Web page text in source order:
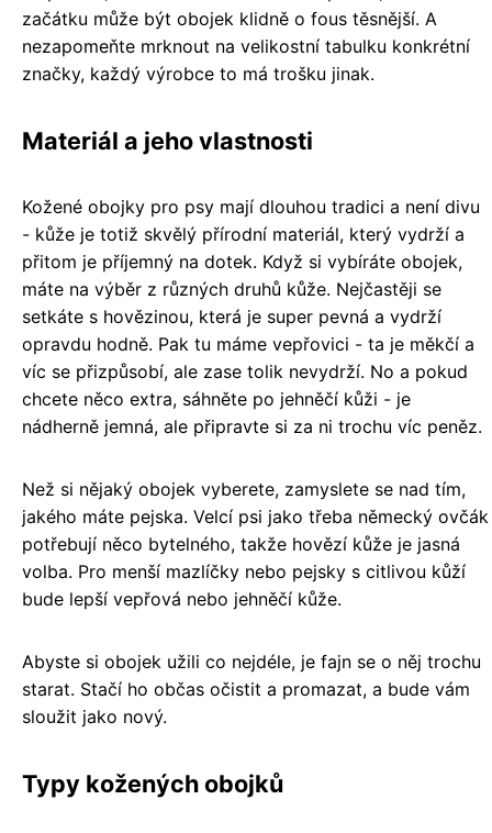
začátku může být obojek klidně o fous těsnější. A
nezapomeňte mrknout na velikostní tabulku konkrétní
značky, každý výrobce to má trošku jinak.
Materiál a jeho vlastnosti
Kožené obojky pro psy mají dlouhou tradici a není divu
- kůže je totiž skvělý přírodní materiál, který vydrží a
přitom je příjemný na dotek. Když si vybíráte obojek,
máte na výběr z různých druhů kůže. Nejčastěji se
setkáte s hovězinou, která je super pevná a vydrží
opravdu hodně. Pak tu máme vepřovici - ta je měkčí a
víc se přizpůsobí, ale zase tolik nevydrží. No a pokud
chcete něco extra, sáhněte po jehněčí kůži - je
nádherně jemná, ale připravte si za ni trochu víc peněz.
Než si nějaký obojek vyberete, zamyslete se nad tím,
jakého máte pejska. Velcí psi jako třeba německý ovčák
potřebují něco bytelného, takže hovězí kůže je jasná
volba. Pro menší mazlíčky nebo pejsky s citlivou kůží
bude lepší vepřová nebo jehněčí kůže.
Abyste si obojek užili co nejdéle, je fajn se o něj trochu
starat. Stačí ho občas očistit a promazat, a bude vám
sloužit jako nový.
Typy kožených obojků